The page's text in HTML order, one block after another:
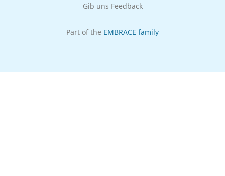
Gib uns Feedback
Part of the EMBRACE family